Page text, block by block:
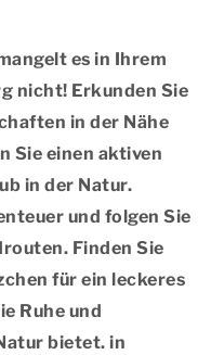
es in Ihrem
nicht! Erkunden Sie
in der Nähe
Sie einen aktiven
in der Natur.
und folgen Sie
Finden Sie
für ein leckeres
Ruhe und
bietet. in